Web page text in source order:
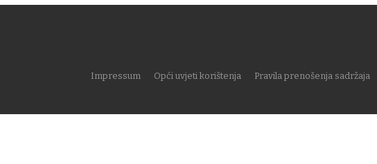
Impressum Opći uvjeti korištenja Pravila prenošenja sadržaja